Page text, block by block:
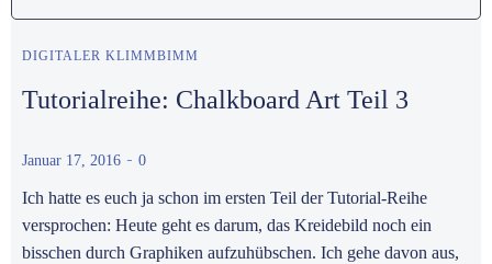
DIGITALER KLIMMBIMM
Tutorialreihe: Chalkboard Art Teil 3
Januar 17, 2016 - 0
Ich hatte es euch ja schon im ersten Teil der Tutorial-Reihe
versprochen: Heute geht es darum, das Kreidebild noch ein
bisschen durch Graphiken aufzuhübschen. Ich gehe davon aus,